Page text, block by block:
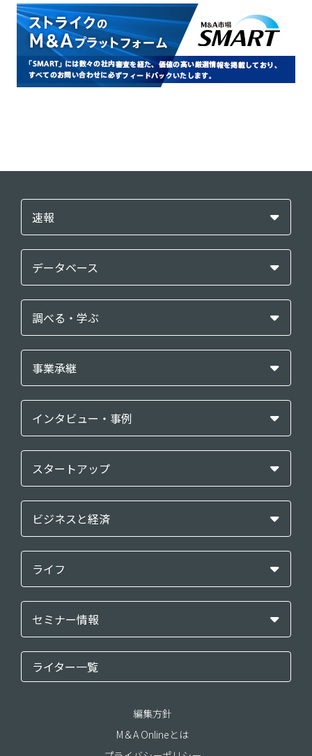
速報
データベース
調べる・学ぶ
事業承継
インタビュー・事例
スタートアップ
ビジネスと経済
ライフ
セミナー情報
ライター一覧
編集方針
M＆A Onlineとは